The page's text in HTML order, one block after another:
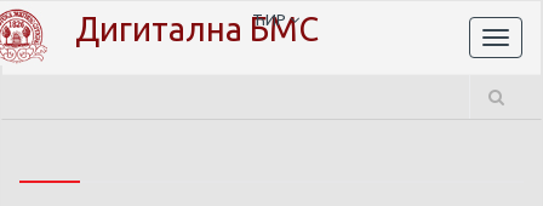
Дигитална БМС
ЋИР